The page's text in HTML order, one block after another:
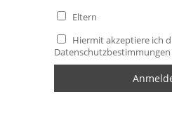
Eltern
Hiermit akzeptiere ich
Datenschutzbestimmungen